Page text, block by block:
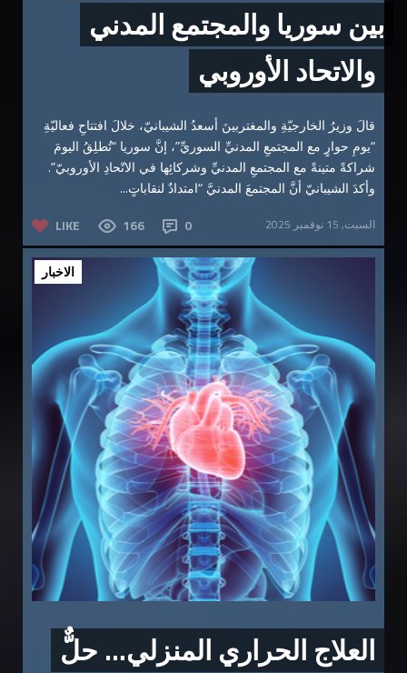
بين سوريا والمجتمع المدني
والاتحاد الأوروبي
قالَ وزيرُ الخارجيّةِ والمغتربينَ أسعدُ الشيبانيّ، خلالَ افتتاحِ فعاليّةِ
“يومِ حوارٍ مع المجتمعِ المدنيِّ السوريِّ”، إنَّ سوريا “تُطلِقُ اليومَ
شراكةً متينةً مع المجتمعِ المدنيِّ وشركائِها في الاتّحادِ الأوروبيّ”.
وأكدَ الشيبانيّ أنَّ المجتمعَ المدنيَّ “امتدادٌ لنقاباتٍ...
LIKE 166 0 السبت, 15 نوفمبر 2025
الاخبار
العلاج الحراري المنزلي… حلٌّ